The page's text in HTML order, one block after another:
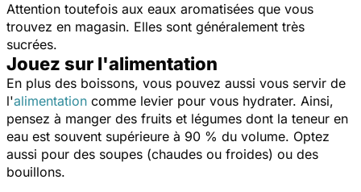
Attention toutefois aux eaux aromatisées que vous
trouvez en magasin. Elles sont généralement très
sucrées.
Jouez sur l'alimentation
En plus des boissons, vous pouvez aussi vous servir de
l'alimentation comme levier pour vous hydrater. Ainsi,
pensez à manger des fruits et légumes dont la teneur en
eau est souvent supérieure à 90 % du volume. Optez
aussi pour des soupes (chaudes ou froides) ou des
bouillons.